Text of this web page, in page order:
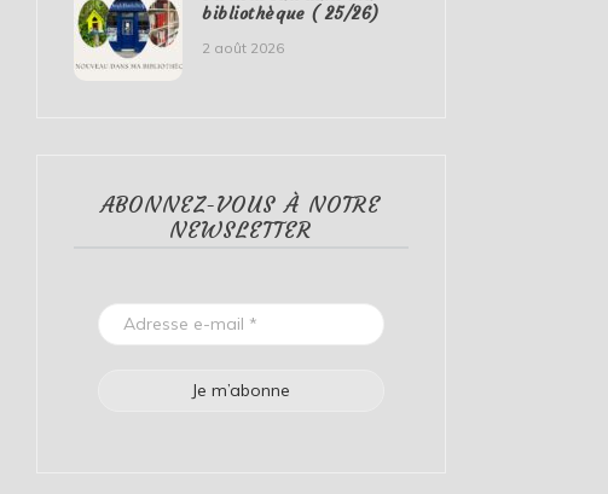
bibliothèque ( 25/26)
2 août 2026
ABONNEZ-VOUS À NOTRE
NEWSLETTER